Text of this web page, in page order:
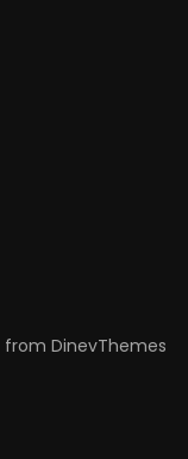
from DinevThemes